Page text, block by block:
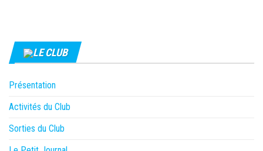
LE CLUB
Présentation
Activités du Club
Sorties du Club